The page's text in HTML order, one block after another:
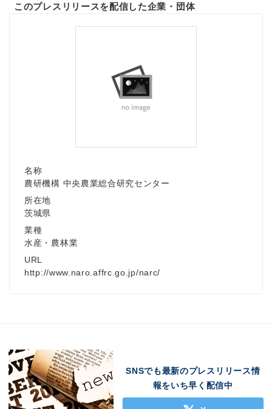
このプレスリリースを配信した企業・団体
名称
農研機構 中央農業総合研究センター
所在地
茨城県
業種
水産・農林業
URL
http://www.naro.affrc.go.jp/narc/
SNSでも最新のプレスリリース情
報をいち早く配信中